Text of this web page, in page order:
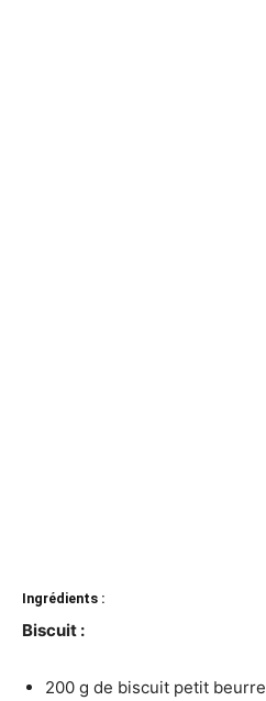
Ingrédients :
Biscuit :
200 g de biscuit petit beurre